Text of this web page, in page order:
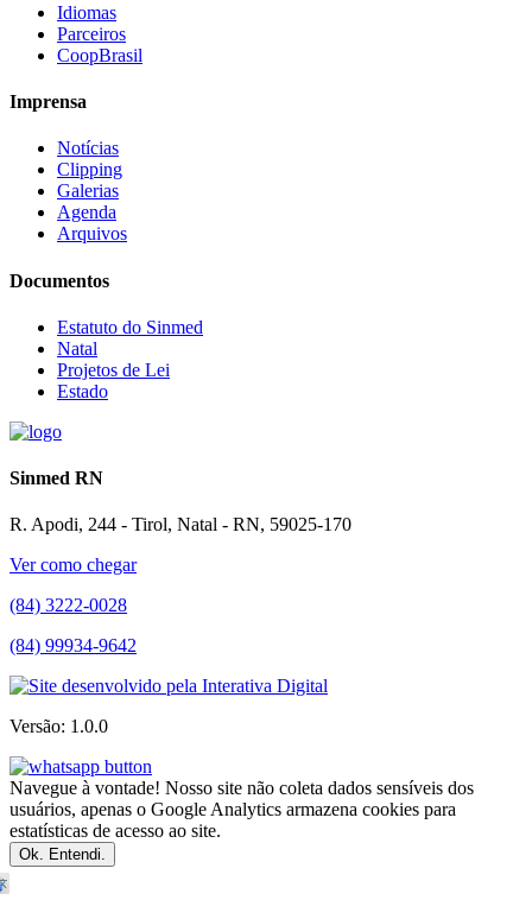
Idiomas
Parceiros
CoopBrasil
Imprensa
Notícias
Clipping
Galerias
Agenda
Arquivos
Documentos
Estatuto do Sinmed
Natal
Projetos de Lei
Estado
Sinmed RN
R. Apodi, 244 - Tirol, Natal - RN, 59025-170
Ver como chegar
(84) 3222-0028
(84) 99934-9642
Versão: 1.0.0
Navegue à vontade! Nosso site não coleta dados sensíveis dos
usuários, apenas o Google Analytics armazena cookies para
estatísticas de acesso ao site.
Ok. Entendi.